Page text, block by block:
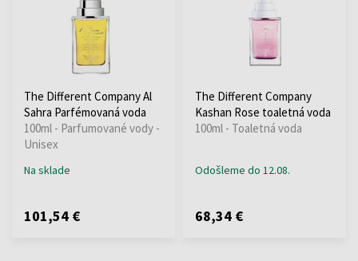
The Different Company Al
Sahra Parfémovaná voda
100ml - Parfumované vody -
Unisex
Na sklade
101,54 €
The Different Company
Kashan Rose toaletná voda
100ml - Toaletná voda
Odošleme do 12.08.
68,34 €